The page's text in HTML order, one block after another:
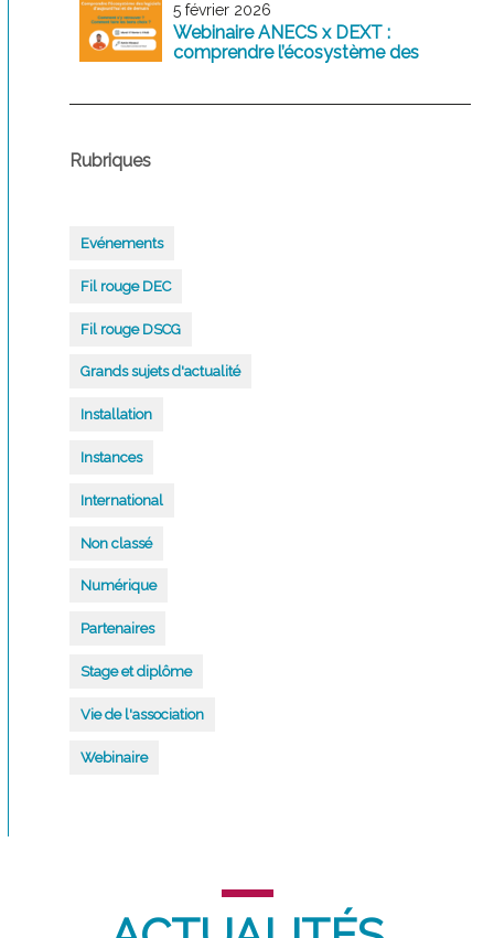
5 février 2026
Webinaire ANECS x DEXT :
comprendre l’écosystème des
Rubriques
Evénements
Fil rouge DEC
Fil rouge DSCG
Grands sujets d'actualité
Installation
Instances
International
Non classé
Numérique
Partenaires
Stage et diplôme
Vie de l'association
Webinaire